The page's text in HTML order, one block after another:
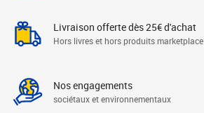
Livraison offerte dès 25€ d'achat
Hors livres et hors produits marketplace
Nos engagements
sociétaux et environnementaux